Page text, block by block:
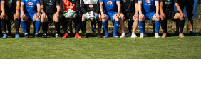
.